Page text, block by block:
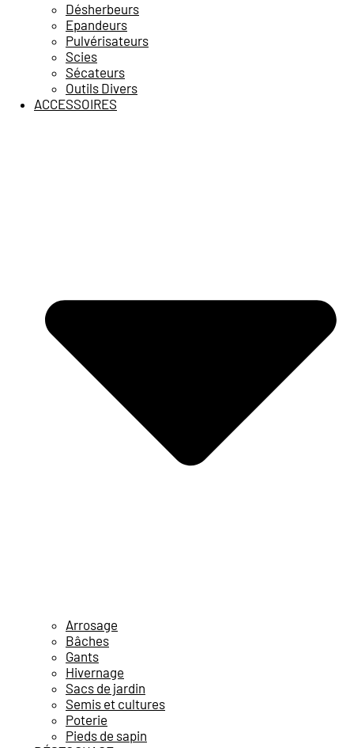
Désherbeurs
Epandeurs
Pulvérisateurs
Scies
Sécateurs
Outils Divers
ACCESSOIRES
Arrosage
Bâches
Gants
Hivernage
Sacs de jardin
Semis et cultures
Poterie
Pieds de sapin